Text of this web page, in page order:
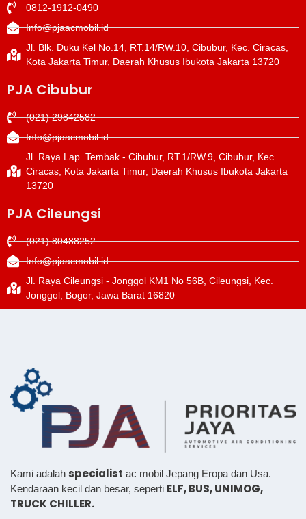
0812-1912-0490
Info@pjaacmobil.id
Jl. Blk. Duku Kel No.14, RT.14/RW.10, Cibubur, Kec. Ciracas,
Kota Jakarta Timur, Daerah Khusus Ibukota Jakarta 13720
PJA Cibubur
(021) 29842582
Info@pjaacmobil.id
Jl. Raya Lap. Tembak - Cibubur, RT.1/RW.9, Cibubur, Kec.
Ciracas, Kota Jakarta Timur, Daerah Khusus Ibukota Jakarta
13720
PJA Cileungsi
(021) 80488252
Info@pjaacmobil.id
Jl. Raya Cileungsi - Jonggol KM1 No 56B, Cileungsi, Kec.
Jonggol, Bogor, Jawa Barat 16820
Kami adalah specialist ac mobil Jepang Eropa dan Usa.
Kendaraan kecil dan besar, seperti ELF, BUS,UNIMOG,
TRUCK CHILLER.